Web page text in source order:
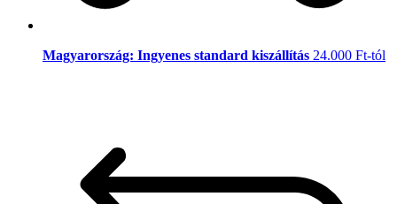
Magyarország: Ingyenes standard kiszállítás 24.000 Ft-tól